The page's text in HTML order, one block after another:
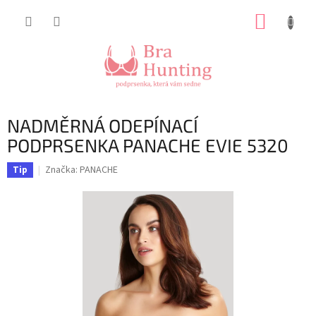
NADMĚRNÁ ODEPÍNACÍ
PODPRSENKA PANACHE EVIE 5320
Tip Značka: PANACHE